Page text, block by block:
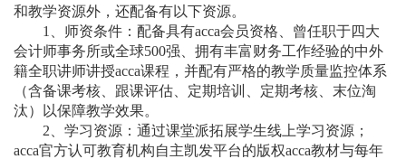
和教学资源外，还配备有以下资源。
1、师资条件：配备具有acca会员资格、曾任职于四大
会计师事务所或全球500强、拥有丰富财务工作经验的中外
籍全职讲师讲授acca课程，并配有严格的教学质量监控体系
（含备课考核、跟课评估、定期培训、定期考核、末位淘
汰）以保障教学效果。
2 、学习资源：通过课堂派拓展学生线上学习资源；
acca官方认可教育机构自主凯发平台的版权acca教材与每年